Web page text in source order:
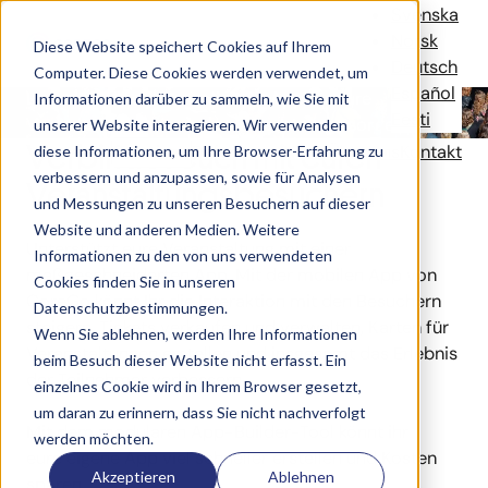
Diese Website speichert Cookies auf Ihrem
Computer. Diese Cookies werden verwendet, um
Informationen darüber zu sammeln, wie Sie mit
unserer Website interagieren. Wir verwenden
diese Informationen, um Ihre Browser-Erfahrung zu
verbessern und anzupassen, sowie für Analysen
und Messungen zu unseren Besuchern auf dieser
Website und anderen Medien. Weitere
Informationen zu den von uns verwendeten
Cookies finden Sie in unseren
Datenschutzbestimmungen.
Wenn Sie ablehnen, werden Ihre Informationen
beim Besuch dieser Website nicht erfasst. Ein
einzelnes Cookie wird in Ihrem Browser gesetzt,
um daran zu erinnern, dass Sie nicht nachverfolgt
werden möchten.
Akzeptieren Ablehnen
Svenska
Norsk
Deutsch
Español
Eesti
SolutionsReferenzenNewsÜber uns Kontakt
Event App
Lasst uns eine personalisierte App für eure
Veranstaltung oder euren Veranstaltungsort erstellen.
Verbindet euch mit euren
Veranstaltungsbesuchern
Unterstützt eure Veranstaltung mit einer
maßgeschneiderten App.
von
CoreGokönnt Ihr die Interaktion mit den Besuchern
steigern, Tickets verkaufen und verwalten
Karten für
Veranstaltungenerstellen und insgesamt das Erlebnis
der Teilnehmer verbessern.
Mit dem modularen App-Builder-Tool könnt ihr
eure eigene App viel schneller erstellen und Kosten